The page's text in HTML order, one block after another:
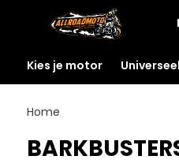
Kies je motor Universeel
Home